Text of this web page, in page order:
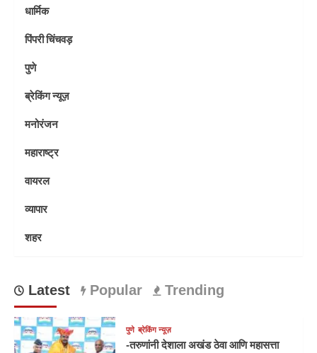
धार्मिक
पिंपरी चिंचवड़
पुणे
ब्रेकिंग न्यूज़
मनोरंजन
महाराष्ट्र
वायरल
व्यापार
शहर
Latest Popular Trending
पुणे ब्रेकिंग न्यूज़
-तरुणांनी देशाला अखंड ठेवा आणि महासत्ता